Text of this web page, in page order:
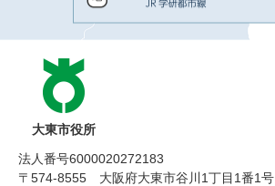
大東市役所
法人番号6000020272183
〒574-8555 大阪府大東市谷川1丁目1番1号